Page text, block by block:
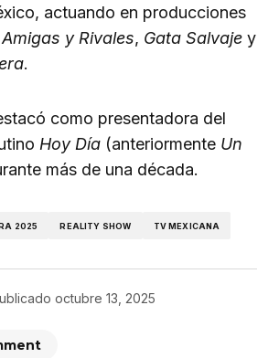
actuando en producciones
Amigas y Rivales, Gata Salvaje y
.
como presentadora del
Hoy Día (anteriormente Un
más de una década.
2025 REALITY SHOW TV MEXICANA
octubre 13, 2025